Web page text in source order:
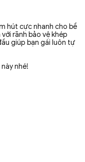
hút cực nhanh cho bề
rãnh bảo vệ khép
giúp bạn gái luôn tự
nhé!